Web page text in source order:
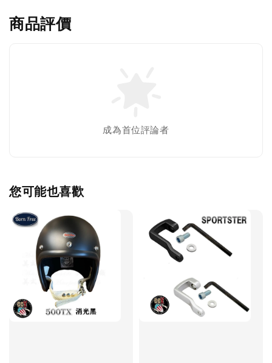
商品評價
成為首位評論者
您可能也喜歡